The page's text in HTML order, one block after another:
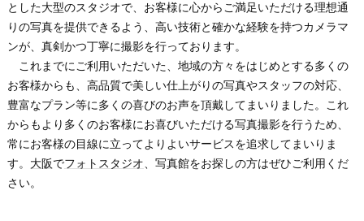
とした大型のスタジオで、お客様に心からご満足いただける理想通
りの写真を提供できるよう、高い技術と確かな経験を持つカメラマ
ンが、真剣かつ丁寧に撮影を行っております。
これまでにご利用いただいた、地域の方々をはじめとする多くの
お客様からも、高品質で美しい仕上がりの写真やスタッフの対応、
豊富なプラン等に多くの喜びのお声を頂戴してまいりました。これ
からもより多くのお客様にお喜びいただける写真撮影を行うため、
常にお客様の目線に立ってよりよいサービスを追求してまいりま
す。 大阪 でフォトスタジオ 、写真館をお探しの方はぜひご利用くだ
さい。